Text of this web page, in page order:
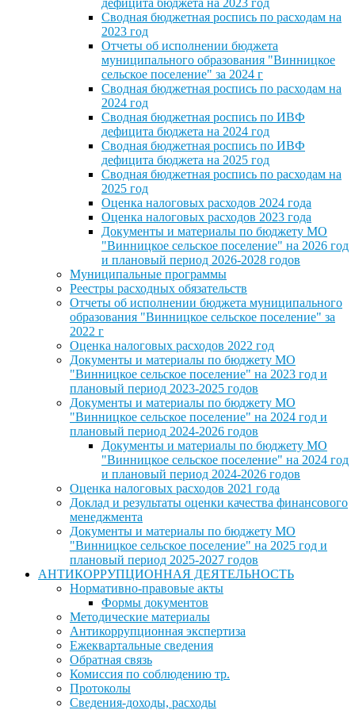
дефицита бюджета на 2023 год
Сводная бюджетная роспись по расходам на
2023 год
Отчеты об исполнении бюджета
муниципального образования "Винницкое
сельское поселение" за 2024 г
Сводная бюджетная роспись по расходам на
2024 год
Сводная бюджетная роспись по ИВФ
дефицита бюджета на 2024 год
Сводная бюджетная роспись по ИВФ
дефицита бюджета на 2025 год
Сводная бюджетная роспись по расходам на
2025 год
Оценка налоговых расходов 2024 года
Оценка налоговых расходов 2023 года
Документы и материалы по бюджету МО
"Винницкое сельское поселение" на 2026 год
и плановый период 2026-2028 годов
Муниципальные программы
Реестры расходных обязательств
Отчеты об исполнении бюджета муниципального
образования "Винницкое сельское поселение" за
2022 г
Оценка налоговых расходов 2022 год
Документы и материалы по бюджету МО
"Винницкое сельское поселение" на 2023 год и
плановый период 2023-2025 годов
Документы и материалы по бюджету МО
"Винницкое сельское поселение" на 2024 год и
плановый период 2024-2026 годов
Документы и материалы по бюджету МО
"Винницкое сельское поселение" на 2024 год
и плановый период 2024-2026 годов
Оценка налоговых расходов 2021 года
Доклад и результаты оценки качества финансового
менеджмента
Документы и материалы по бюджету МО
"Винницкое сельское поселение" на 2025 год и
плановый период 2025-2027 годов
АНТИКОРРУПЦИОННАЯ ДЕЯТЕЛЬНОСТЬ
Нормативно-правовые акты
Формы документов
Методические материалы
Антикоррупционная экспертиза
Ежеквартальные сведения
Обратная связь
Комиссия по соблюдению тр.
Протоколы
Сведения-доходы, расходы